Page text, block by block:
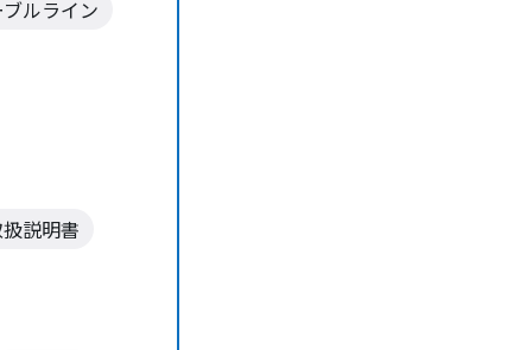
ルライン
説明書